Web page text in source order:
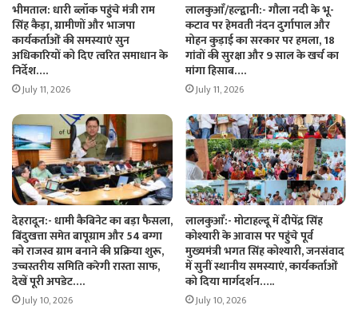
भीमताल: धारी ब्लॉक पहुंचे मंत्री राम
सिंह कैड़ा, ग्रामीणों और भाजपा
कार्यकर्ताओं की समस्याएं सुन
अधिकारियों को दिए त्वरित समाधान के
निर्देश….
July 11, 2026
लालकुआँ/हल्द्वानी:- गौला नदी के भू-
कटाव पर हेमवती नंदन दुर्गापाल और
मोहन कुड़ाई का सरकार पर हमला, 18
गांवों की सुरक्षा और 9 साल के खर्च का
मांगा हिसाब….
July 11, 2026
देहरादून:- धामी कैबिनेट का बड़ा फैसला,
बिंदुखत्ता समेत बापूग्राम और 54 बग्गा
को राजस्व ग्राम बनाने की प्रक्रिया शुरू,
उच्चस्तरीय समिति करेगी रास्ता साफ,
देखें पूरी अपडेट….
July 10, 2026
लालकुआँ:- मोटाहल्दू में दीपेंद्र सिंह
कोश्यारी के आवास पर पहुंचे पूर्व
मुख्यमंत्री भगत सिंह कोश्यारी, जनसंवाद
में सुनीं स्थानीय समस्याएं, कार्यकर्ताओं
को दिया मार्गदर्शन…..
July 10, 2026